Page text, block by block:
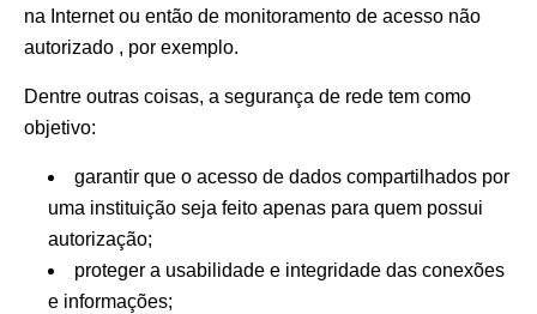
na Internet ou então de monitoramento de acesso não
autorizado , por exemplo.
Dentre outras coisas, a segurança de rede tem como
objetivo:
garantir que o acesso de dados compartilhados por
uma instituição seja feito apenas para quem possui
autorização;
proteger a usabilidade e integridade das conexões
e informações;